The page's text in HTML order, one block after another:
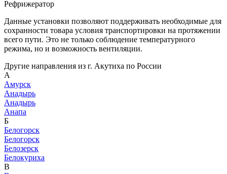
Рефрижератор
Данные установки позволяют поддерживать необходимые для
сохранности товара условия транспортировки на протяжении
всего пути. Это не только соблюдение температурного
режима, но и возможность вентиляции.
Другие направления из г. Акутиха по России
А
Амурск
Анадырь
Анадырь
Анапа
Б
Белогорск
Белогорск
Белозерск
Белокуриха
В